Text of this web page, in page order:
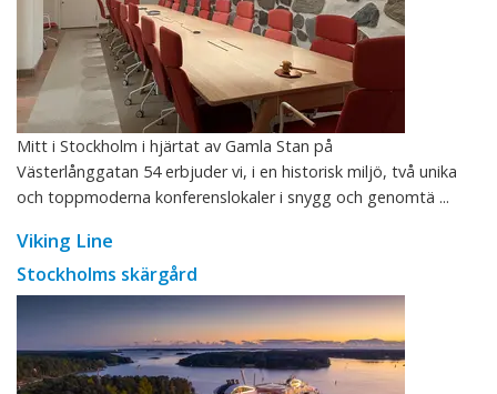
Mitt i Stockholm i hjärtat av Gamla Stan på
Västerlånggatan 54 erbjuder vi, i en historisk miljö, två unika
och toppmoderna konferenslokaler i snygg och genomtä ...
Viking Line
Stockholms skärgård